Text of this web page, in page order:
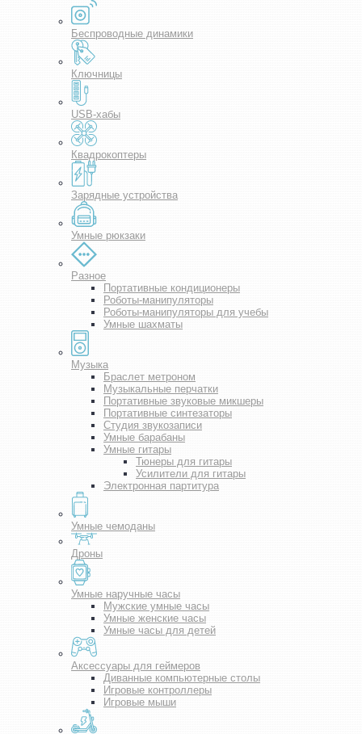
Беспроводные динамики
Ключницы
USB-хабы
Квадрокоптеры
Зарядные устройства
Умные рюкзаки
Разное
Портативные кондиционеры
Роботы-манипуляторы
Роботы-манипуляторы для учебы
Умные шахматы
Музыка
Браслет метроном
Музыкальные перчатки
Портативные звуковые микшеры
Портативные синтезаторы
Студия звукозаписи
Умные барабаны
Умные гитары
Тюнеры для гитары
Усилители для гитары
Электронная партитура
Умные чемоданы
Дроны
Умные наручные часы
Мужские умные часы
Умные женские часы
Умные часы для детей
Аксессуары для геймеров
Диванные компьютерные столы
Игровые контроллеры
Игровые мыши